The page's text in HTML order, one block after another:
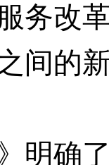
务改
间的
确了